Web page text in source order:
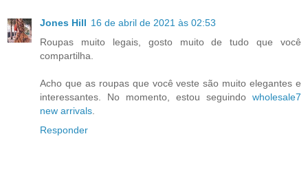
Jones Hill 16 de abril de 2021 às 02:53
Roupas muito legais, gosto muito de tudo que você
compartilha.
Acho que as roupas que você veste são muito elegantes e
interessantes. No momento, estou seguindo wholesale7
new arrivals
Responder